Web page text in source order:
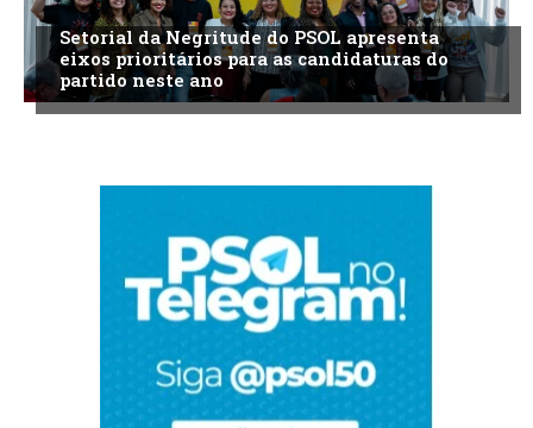
Setorial da Negritude do PSOL apresenta
eixos prioritários para as candidaturas do
partido neste ano